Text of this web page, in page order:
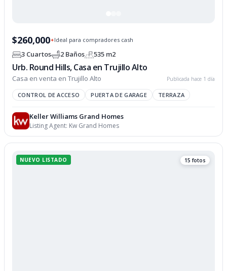
$260,000✦Ideal para compradores cash
3 Cuartos 2 Baños 535 m2
Urb. Round Hills, Casa en Trujillo Alto
Casa en venta en Trujillo Alto Publicada hace 1 día
CONTROL DE ACCESO PUERTA DE GARAGE TERRAZA
Keller Williams Grand Homes
Listing Agent: Kw Grand Homes
NUEVO LISTADO 15 fotos